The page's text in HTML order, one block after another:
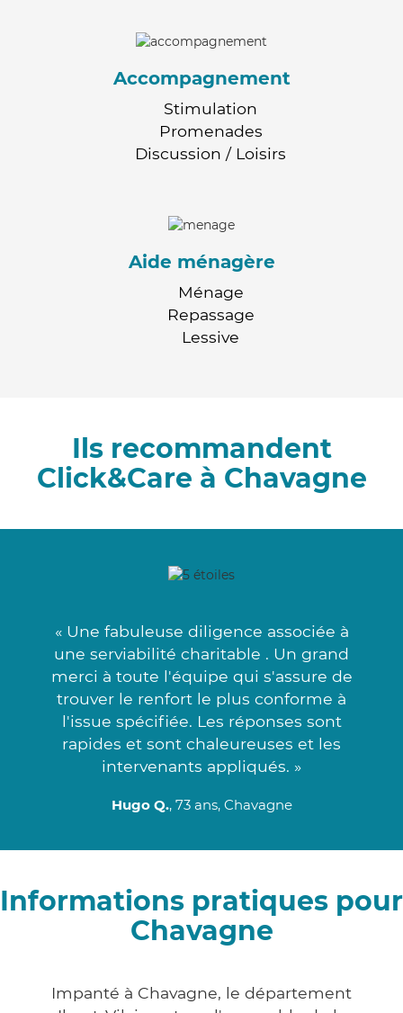
Accompagnement
Stimulation
Promenades
Discussion / Loisirs
Aide ménagère
Ménage
Repassage
Lessive
Ils recommandent
Click&Care à Chavagne
« Une fabuleuse diligence associée à
une serviabilité charitable . Un grand
merci à toute l'équipe qui s'assure de
trouver le renfort le plus conforme à
l'issue spécifiée. Les réponses sont
rapides et sont chaleureuses et les
intervenants appliqués. »
Hugo Q., 73 ans, Chavagne
Informations pratiques pour
Chavagne
Impanté à Chavagne, le département